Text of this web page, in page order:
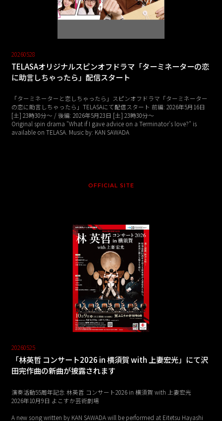
20260528
TELASAオリジナルスピンオフドラマ「ターミネーターの恋
に助言しちゃったら」配信スタート
「ターミネーターと恋しちゃったら」スピンオフドラマ「ターミネーター
の恋に助言しちゃったら」TELASAにて配信スタート 前編: 2026年5月16日
[土] 23時30分〜 / 後編: 2026年5月23日 [土] 23時30分～
Original spin drama "What if I gave advice on a Terminator's love?" is
available on TELASA. Music by: KAN SAWADA
OFFICIAL SITE
20260525
「林英哲 コンサート2026 in 横須賀 with 上妻宏光」にて沢
田完作曲の新曲が披露されます
演奏活動55周年記念 林英哲 コンサート2026 in 横須賀 with 上妻宏光
2026年10月9日 よこすか芸術劇場
A new song written by KAN SAWADA will be performed at Eitetsu Hayashi